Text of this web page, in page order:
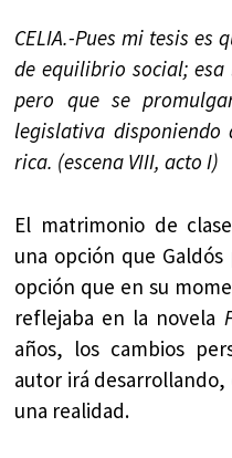
CELIA.-Pues mi tesis es
de equilibrio social;
pero que se
legislativa disponiendo
rica. (escena VIII, acto I)
El matrimonio de
una opción que
opción que en su
reflejaba en la novela
años, los cambios
autor irá
una realidad.